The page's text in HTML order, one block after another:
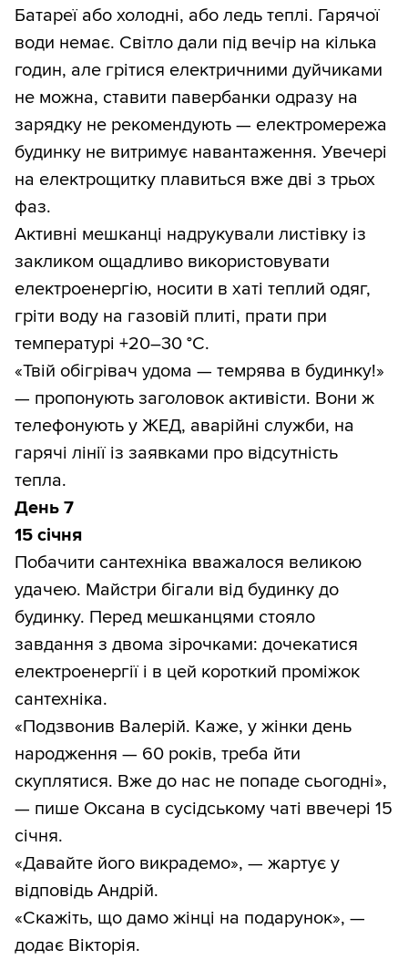
Батареї або холодні, або ледь теплі. Гарячої
води немає. Світло дали під вечір на кілька
годин, але грітися електричними дуйчиками
не можна, ставити павербанки одразу на
зарядку не рекомендують — електромережа
будинку не витримує навантаження. Увечері
на електрощитку плавиться вже дві з трьох
фаз.
Активні мешканці надрукували листівку із
закликом ощадливо використовувати
електроенергію, носити в хаті теплий одяг,
гріти воду на газовій плиті, прати при
температурі +20–30 °С.
«Твій обігрівач удома — темрява в будинку!»
— пропонують заголовок активісти. Вони ж
телефонують у ЖЕД, аварійні служби, на
гарячі лінії із заявками про відсутність
тепла.
День 7
15 січня
Побачити сантехніка вважалося великою
удачею. Майстри бігали від будинку до
будинку. Перед мешканцями стояло
завдання з двома зірочками: дочекатися
електроенергії і в цей короткий проміжок
сантехніка.
«Подзвонив Валерій. Каже, у жінки день
народження — 60 років, треба йти
скуплятися. Вже до нас не попаде сьогодні»,
— пише Оксана в сусідському чаті ввечері 15
січня.
«Давайте його викрадемо», — жартує у
відповідь Андрій.
«Скажіть, що дамо жінці на подарунок», —
додає Вікторія.